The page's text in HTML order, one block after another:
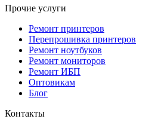
Прочие услуги
Ремонт принтеров
Перепрошивка принтеров
Ремонт ноутбуков
Ремонт мониторов
Ремонт ИБП
Оптовикам
Блог
Контакты